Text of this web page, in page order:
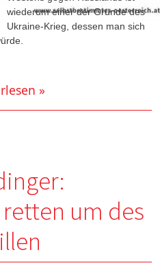
wiederum einer der Gründe des
Ukraine-Krieg, dessen man sich
»
um des